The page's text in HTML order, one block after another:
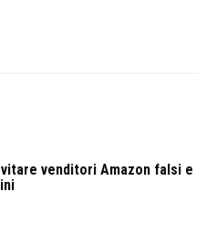
venditori Amazon falsi e